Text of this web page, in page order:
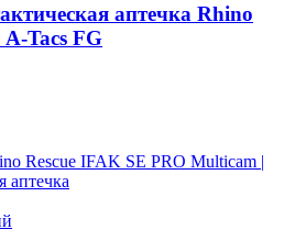
аптечка Rhino
Tacs FG